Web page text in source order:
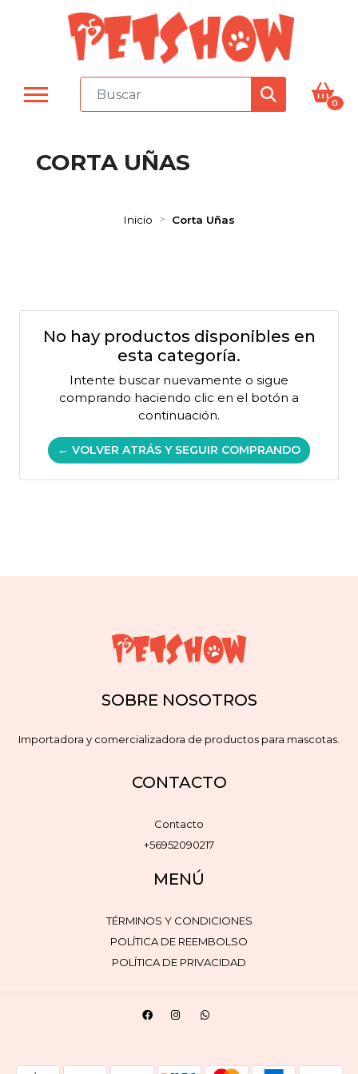
0
CORTA UÑAS
Inicio Corta Uñas
No hay productos disponibles en
esta categoría.
Intente buscar nuevamente o sigue
comprando haciendo clic en el botón a
continuación.
← VOLVER ATRÁS Y SEGUIR COMPRANDO
SOBRE NOSOTROS
Importadora y comercializadora de productos para mascotas.
CONTACTO
Contacto
+56952090217
MENÚ
TÉRMINOS Y CONDICIONES
POLÍTICA DE REEMBOLSO
POLÍTICA DE PRIVACIDAD